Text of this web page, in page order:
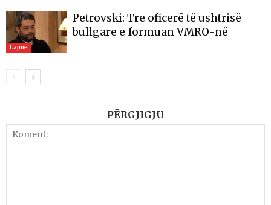
Lajme
Petrovski: Tre oficerë të ushtrisë
bullgare e formuan VMRO-në
PËRGJIGJU